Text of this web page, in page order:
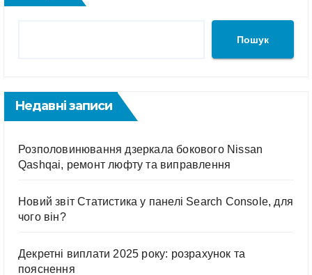
Пошук
Недавні записи
Розполовинювання дзеркала бокового Nissan
Qashqai, ремонт люфту та виправлення
Новий звіт Статистика у панелі Search Console, для
чого він?
Декретні виплати 2025 року: розрахунок та
пояснення